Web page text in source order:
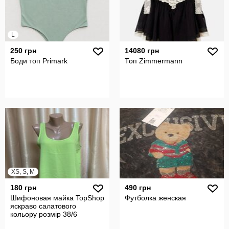
L
250 грн
Боди топ Primark
14080 грн
Топ Zimmermann
XS, S, M
180 грн
Шифоновая майка TopShop
яскраво салатового
кольору розмір 38/6
490 грн
Футболка женская